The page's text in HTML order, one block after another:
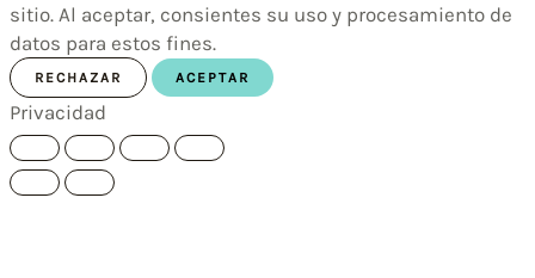
sitio. Al aceptar, consientes su uso y procesamiento de
datos para estos fines.
RECHAZAR ACEPTAR
Privacidad